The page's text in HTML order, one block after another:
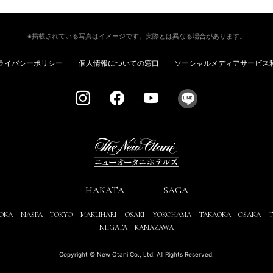
※掲載されている写真はイメージです。実際とは異なる場合があります。
イバシーポリシー 個人情報についての窓口 ソーシャルメディアサービス
HAKATA SAGA
NASPA TOKYO MAKUHARI OSAKI YOKOHAMA TAKAOKA OSAKA
NIIGATA
KANAZAWA
Copyright © New Otani Co., Ltd. All Rights Reserved.